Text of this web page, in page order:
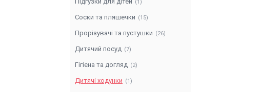
1
Соски та пляшечки 15
Прорізувачі та пустушки 26
Дитячий посуд 7
Гігієна та догляд 2
Дитячі ходунки 1